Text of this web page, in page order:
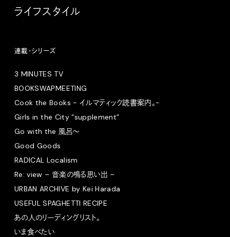
ライフスタイル
連載・シリーズ
3 MINUTES TV
BOOKSWAPMEETING
Cook the Books - イルマティック読書案内。-
Girls in the City “supplement”
Go with the 風呂〜
Good Goods
RADICAL Localism
Re: view – 音楽の鳴る思い出 –
URBAN ARCHIVE by Kei Harada
USEFUL SPAGHETTI RECIPE
あの人のリーディングリスト。
いま食べたい